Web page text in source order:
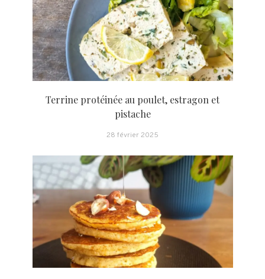
Terrine protéinée au poulet, estragon et
pistache
28 février 2025